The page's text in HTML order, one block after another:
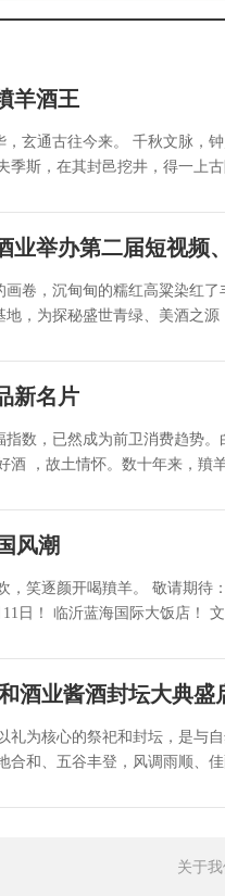
羊酒王
玄通古往今来。 千秋文脉，
季斯，在其封邑挖井，得一上
业举办第二届短视频
卷，沉甸甸的糯红高粱染红
，为探秘盛世青绿、美酒之源
新名片
数，已然成为前卫消费趋势
酒 ，故土情怀。数十年来，羵
风潮
，笑逐颜开喝羵羊。 敬请期
日！ 临沂蓝海国际大饭店！
酒业酱酒封坛大典盛
礼为核心的祭祀和封坛，是与
合和、五谷丰登，风调雨顺、
关于我